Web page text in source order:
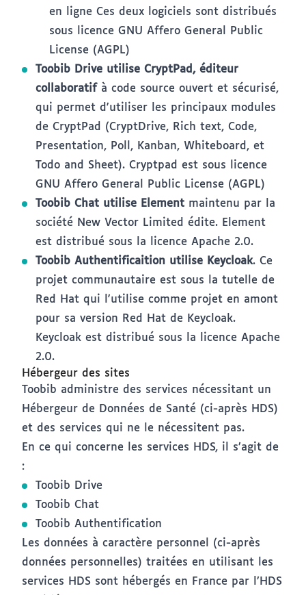
en ligne Ces deux logiciels sont distribués
sous licence GNU Affero General Public
License (AGPL)
Toobib Drive utilise CryptPad, éditeur
collaboratif à code source ouvert et sécurisé,
qui permet d'utiliser les principaux modules
de CryptPad (CryptDrive, Rich text, Code,
Presentation, Poll, Kanban, Whiteboard, et
Todo and Sheet). Cryptpad est sous licence
GNU Affero General Public License (AGPL)
Toobib Chat utilise Element maintenu par la
société New Vector Limited édite. Element
est distribué sous la licence Apache 2.0.
Toobib Authentificaition utilise Keycloak. Ce
projet communautaire est sous la tutelle de
Red Hat qui l'utilise comme projet en amont
pour sa version Red Hat de Keycloak.
Keycloak est distribué sous la licence Apache
2.0.
Hébergeur des sites
Toobib administre des services nécessitant un
Hébergeur de Données de Santé (ci-après HDS)
et des services qui ne le nécessitent pas.
En ce qui concerne les services HDS, il s’agit de
:
Toobib Drive
Toobib Chat
Toobib Authentification
Les données à caractère personnel (ci-après
données personnelles) traitées en utilisant les
services HDS sont hébergés en France par l’HDS